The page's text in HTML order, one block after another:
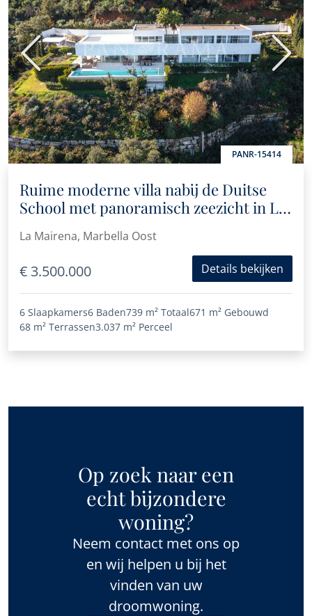
PANR-15414
Vorige
Ruime moderne villa nabij de Duitse
School met panoramisch zeezicht in La
Mairena
La Mairena, Marbella Oost
€ 3.500.000 Details bekijken
6 Slaapkamers6 Baden739 m² Totaal671 m² Gebouwd
68 m² Terrassen3.037 m² Perceel
Op zoek naar een
echt bijzondere
woning?
Neem contact met ons op
en wij helpen u bij het
vinden van uw
droomwoning.